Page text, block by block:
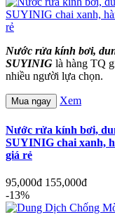
Nước rửa kính bơi,
SUYINIG là hàng TQ
nhiều người lựa chọn.
Mua ngay Xem
Nước rửa kính bơi,
SUYINIG chai xanh,
giá rẻ
95,000đ 155,000đ
-13%